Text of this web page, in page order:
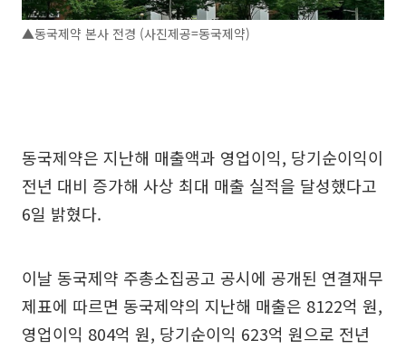
▲동국제약 본사 전경 (사진제공=동국제약)
동국제약은 지난해 매출액과 영업이익, 당기순이익이
전년 대비 증가해 사상 최대 매출 실적을 달성했다고
6일 밝혔다.
이날 동국제약 주총소집공고 공시에 공개된 연결재무
제표에 따르면 동국제약의 지난해 매출은 8122억 원,
영업이익 804억 원, 당기순이익 623억 원으로 전년